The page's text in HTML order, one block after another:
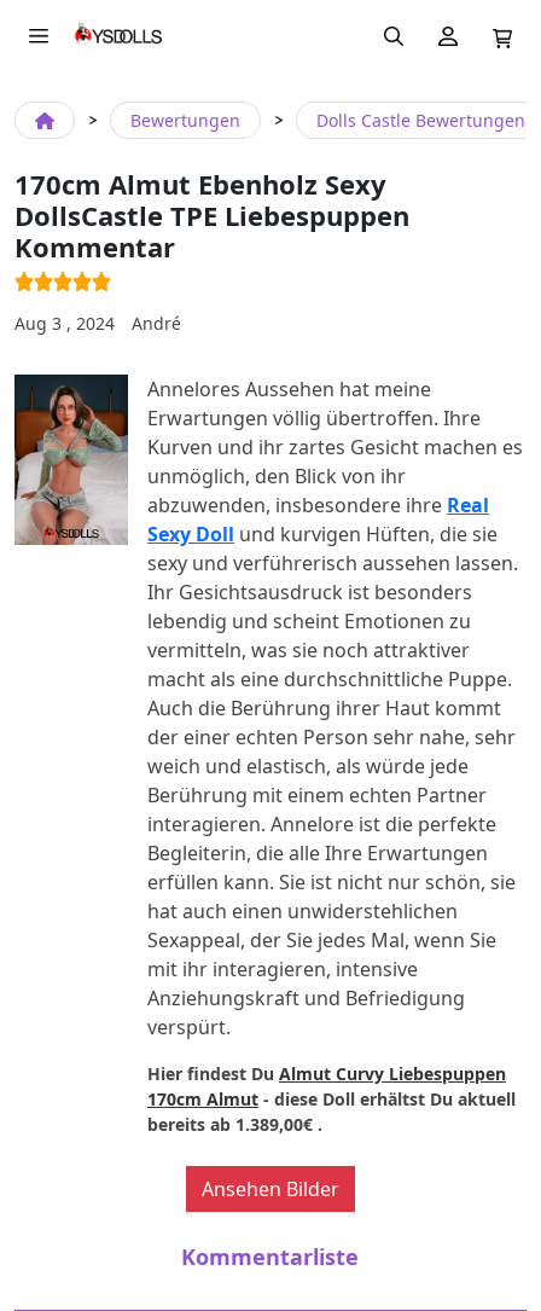
Bewertungen Dolls Castle Bewertungen
170cm Almut Ebenholz Sexy
DollsCastle TPE Liebespuppen
Kommentar
Aug 3 , 2024 André
Annelores Aussehen hat meine
Erwartungen völlig übertroffen. Ihre
Kurven und ihr zartes Gesicht machen es
unmöglich, den Blick von ihr
abzuwenden, insbesondere ihre Real
Sexy Doll und kurvigen Hüften, die sie
sexy und verführerisch aussehen lassen.
Ihr Gesichtsausdruck ist besonders
lebendig und scheint Emotionen zu
vermitteln, was sie noch attraktiver
macht als eine durchschnittliche Puppe.
Auch die Berührung ihrer Haut kommt
der einer echten Person sehr nahe, sehr
weich und elastisch, als würde jede
Berührung mit einem echten Partner
interagieren. Annelore ist die perfekte
Begleiterin, die alle Ihre Erwartungen
erfüllen kann. Sie ist nicht nur schön, sie
hat auch einen unwiderstehlichen
Sexappeal, der Sie jedes Mal, wenn Sie
mit ihr interagieren, intensive
Anziehungskraft und Befriedigung
verspürt.
Hier findest Du Almut Curvy Liebespuppen
170cm Almut- diese Doll erhältst Du aktuell
bereits ab 1.389,00€.
Ansehen Bilder
Kommentarliste